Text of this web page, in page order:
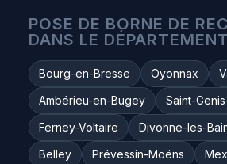
POSE DE BORNE DE
DANS LE DÉPARTEMENT
Bourg-en-Bresse Oyonnax
Ambérieu-en-Bugey
Saint-
Ferney-Voltaire
Divonne-les-
Belley
Prévessin-Moëns